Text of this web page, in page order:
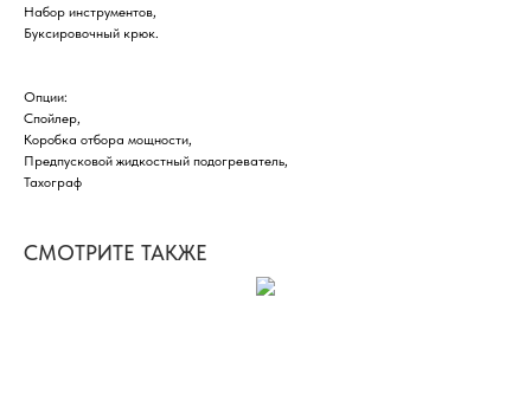
Набор инструментов,
Буксировочный крюк.
Опции:
Спойлер,
Коробка отбора мощности,
Предпусковой жидкостный подогреватель,
Тахограф
СМОТРИТЕ ТАКЖЕ